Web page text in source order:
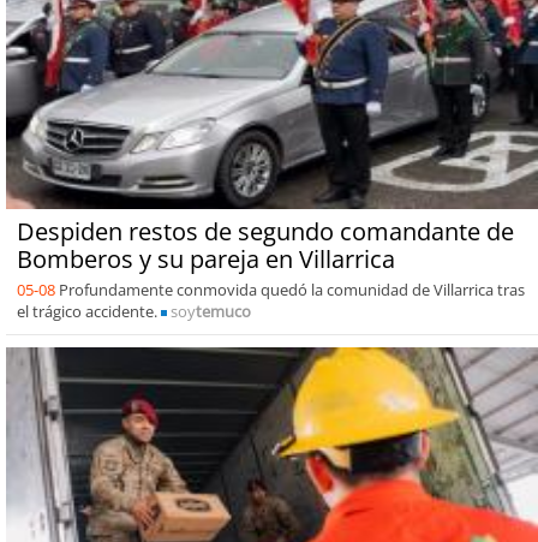
Despiden restos de segundo comandante de
Bomberos y su pareja en Villarrica
05-08 Profundamente conmovida quedó la comunidad de Villarrica tras
el trágico accidente.
soytemuco